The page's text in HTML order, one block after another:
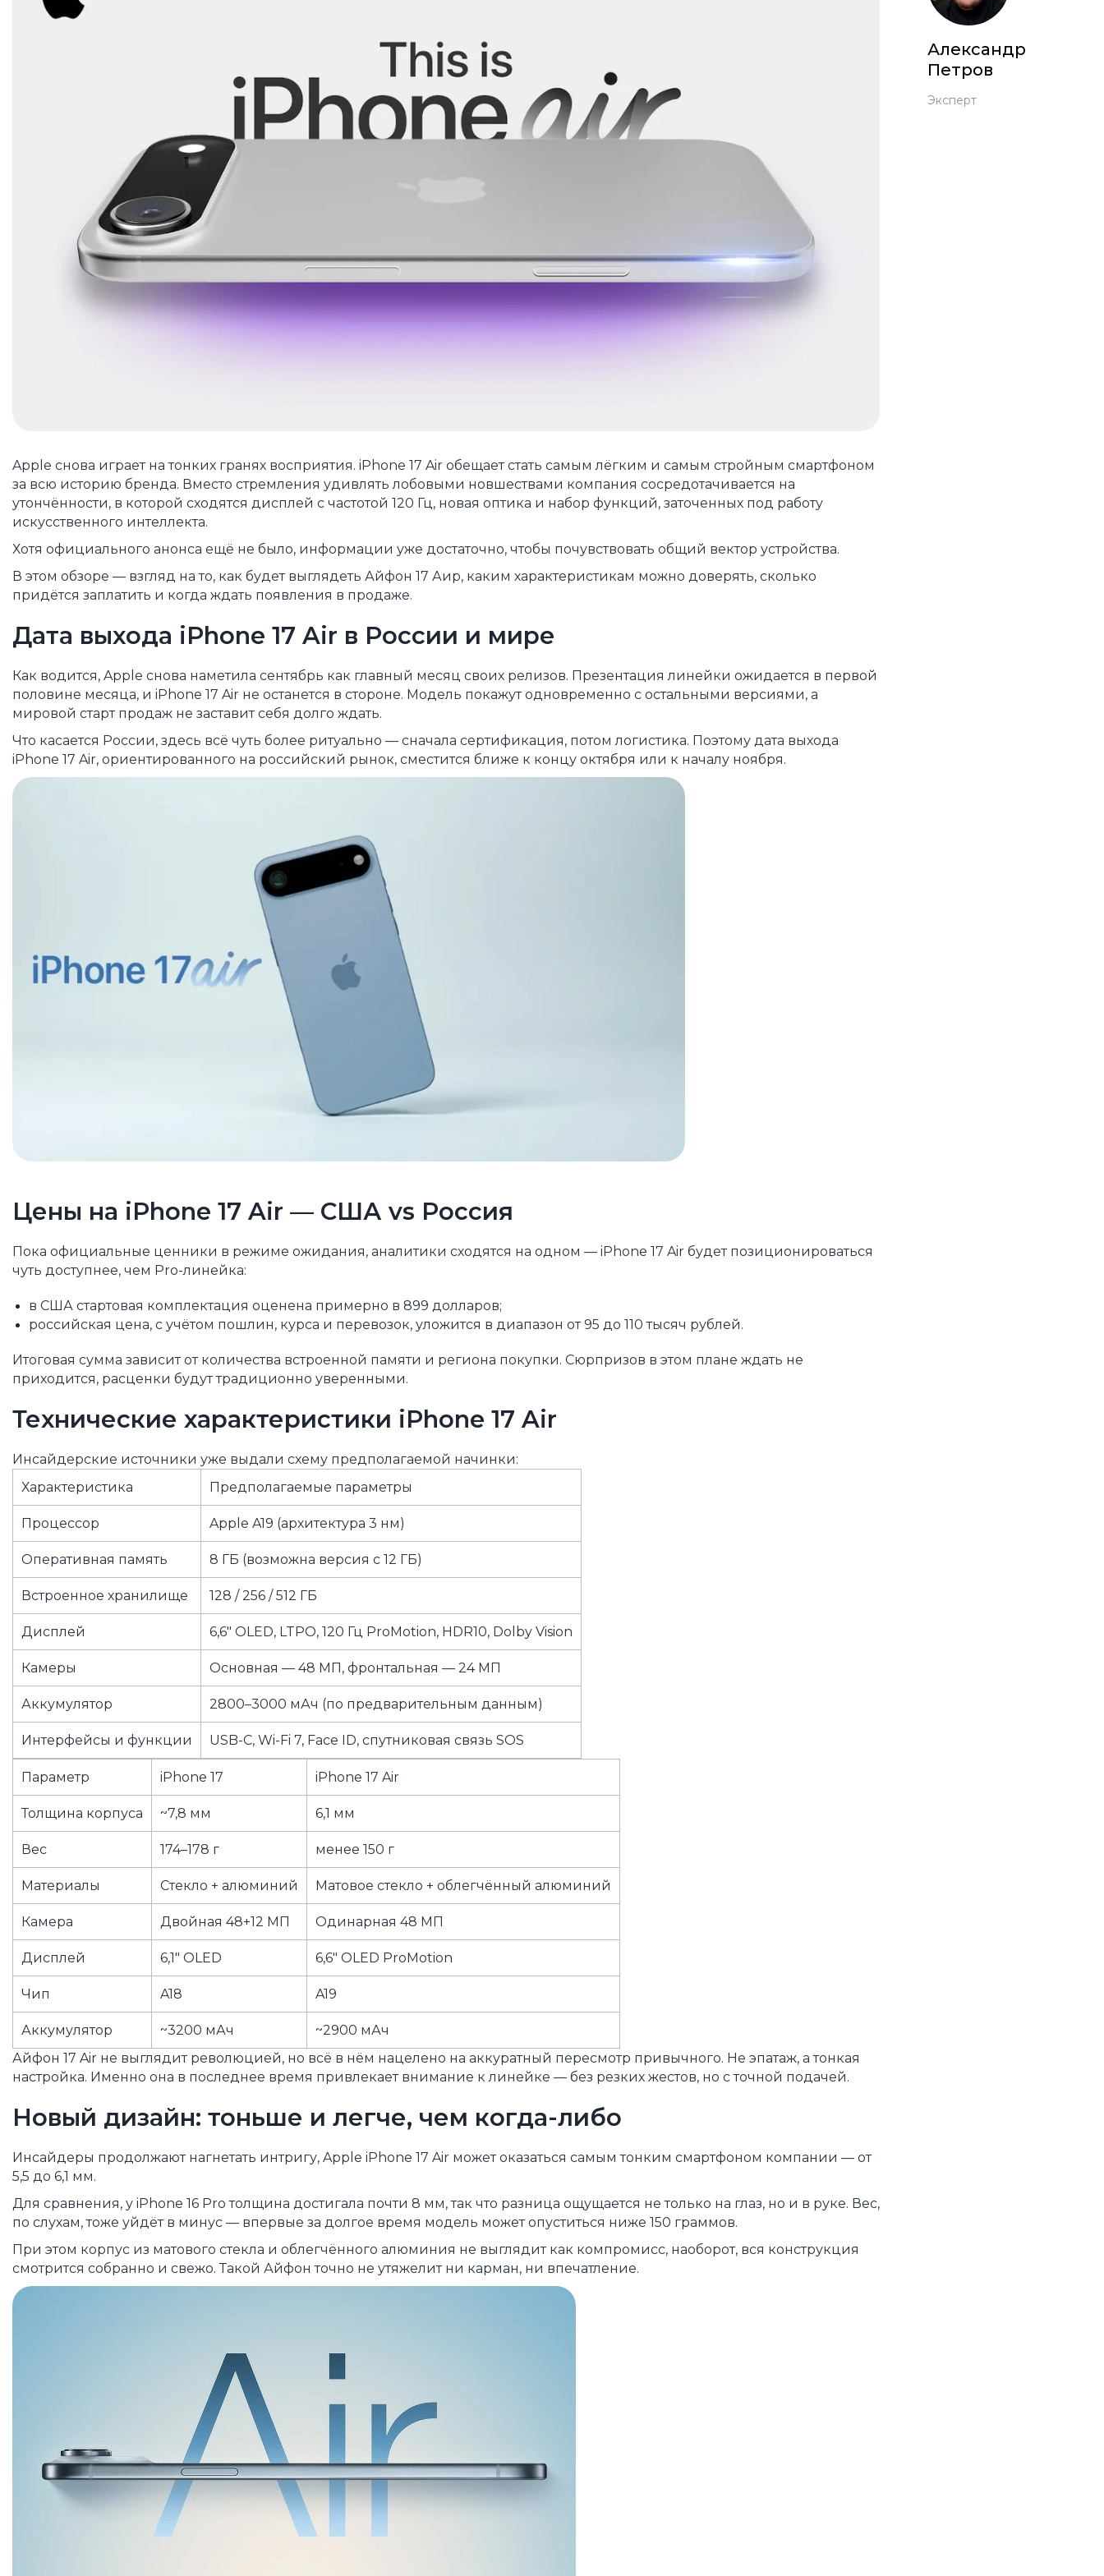
Pixel 6
Nothing Redmi Аксессуары
Автомобильные держатели
Apple снова играет на тонких гранях восприятия. iPhone 17 Air обещает стать самым лёгким и самым стройным смартфоном
за всю историю бренда. Вместо стремления удивлять лобовыми новшествами компания сосредотачивается на
утончённости, в которой сходятся дисплей с частотой 120 Гц, новая оптика и набор функций, заточенных под работу
искусственного интеллекта.
Хотя официального анонса ещё не было, информации уже достаточно, чтобы почувствовать общий вектор устройства.
В этом обзоре — взгляд на то, как будет выглядеть Айфон 17 Аир, каким характеристикам можно доверять, сколько
придётся заплатить и когда ждать появления в продаже.
Дата выхода iPhone 17 Air в России и мире
Как водится, Apple снова наметила сентябрь как главный месяц своих релизов. Презентация линейки ожидается в первой
половине месяца, и iPhone 17 Air не останется в стороне. Модель покажут одновременно с остальными версиями, а
мировой старт продаж не заставит себя долго ждать.
Что касается России, здесь всё чуть более ритуально — сначала сертификация, потом логистика. Поэтому дата выхода
iPhone 17 Air, ориентированного на российский рынок, сместится ближе к концу октября или к началу ноября.
Цены на iPhone 17 Air — США vs Россия
Пока официальные ценники в режиме ожидания, аналитики сходятся на одном — iPhone 17 Air будет позиционироваться
чуть доступнее, чем Pro-линейка:
в США стартовая комплектация оценена примерно в 899 долларов;
российская цена, с учётом пошлин, курса и перевозок, уложится в диапазон от 95 до 110 тысяч рублей.
Итоговая сумма зависит от количества встроенной памяти и региона покупки. Сюрпризов в этом плане ждать не
приходится, расценки будут традиционно уверенными.
Технические характеристики iPhone 17 Air
Инсайдерские источники уже выдали схему предполагаемой начинки:
Характеристика
Предполагаемые параметры
Процессор Apple A19 (архитектура 3 нм)
Оперативная память 8 ГБ (возможна версия с 12 ГБ)
Встроенное хранилище 128 / 256 / 512 ГБ
Дисплей 6,6″ OLED, LTPO, 120 Гц ProMotion, HDR10, Dolby Vision
Камеры Основная — 48 МП, фронтальная — 24 МП
Аккумулятор 2800–3000 мАч (по предварительным данным)
Интерфейсы и функции USB-C, Wi-Fi 7, Face ID, спутниковая связь SOS
Параметр iPhone 17 iPhone 17 Air
Толщина корпуса ~7,8 мм 6,1 мм
Вес 174–178 г менее 150 г
Материалы Стекло + алюминий Матовое стекло + облегчённый алюминий
Камера Двойная 48+12 МП Одинарная 48 МП
Дисплей 6,1″ OLED 6,6″ OLED ProMotion
Чип A18 A19
Аккумулятор ~3200 мАч
~2900 мАч
Айфон 17 Air не выглядит революцией, но всё в нём нацелено на аккуратный пересмотр привычного. Не эпатаж, а тонкая
настройка. Именно она в последнее время привлекает внимание к линейке — без резких жестов, но с точной подачей.
Новый дизайн: тоньше и легче, чем когда-либо
Инсайдеры продолжают нагнетать интригу, Apple iPhone 17 Air может оказаться самым тонким смартфоном компании — от
5,5 до 6,1 мм.
Для сравнения, у iPhone 16 Pro толщина достигала почти 8 мм, так что разница ощущается не только на глаз, но и в руке. Вес,
по слухам, тоже уйдёт в минус — впервые за долгое время модель может опуститься ниже 150 граммов.
При этом корпус из матового стекла и облегчённого алюминия не выглядит как компромисс, наоборот, вся конструкция
смотрится собранно и свежо. Такой Айфон точно не утяжелит ни карман, ни впечатление.
Александр
Петров
Эксперт